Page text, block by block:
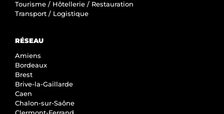
Tourisme / Hôtellerie / Restauration
Transport / Logistique
RÉSEAU
Amiens
Bordeaux
Brest
Brive-la-Gaillarde
Caen
Chalon-sur-Saône